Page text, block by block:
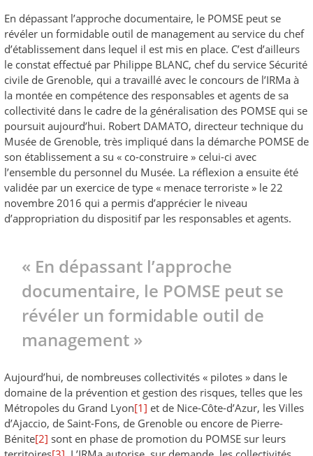
En dépassant l’approche documentaire, le POMSE peut se
révéler un formidable outil de management au service du chef
d’établissement dans lequel il est mis en place. C’est d’ailleurs
le constat effectué par Philippe BLANC, chef du service Sécurité
civile de Grenoble, qui a travaillé avec le concours de l’IRMa à
la montée en compétence des responsables et agents de sa
collectivité dans le cadre de la généralisation des POMSE qui se
poursuit aujourd’hui. Robert DAMATO, directeur technique du
Musée de Grenoble, très impliqué dans la démarche POMSE de
son établissement a su « co-construire » celui-ci avec
l’ensemble du personnel du Musée. La réflexion a ensuite été
validée par un exercice de type « menace terroriste » le 22
novembre 2016 qui a permis d’apprécier le niveau
d’appropriation du dispositif par les responsables et agents.
« En dépassant l’approche
documentaire, le POMSE peut se
révéler un formidable outil de
management »
Aujourd’hui, de nombreuses collectivités « pilotes » dans le
domaine de la prévention et gestion des risques, telles que les
Métropoles du Grand Lyon[1] et de Nice-Côte-d’Azur, les Villes
d’Ajaccio, de Saint-Fons, de Grenoble ou encore de Pierre-
Bénite[2] sont en phase de promotion du POMSE sur leurs